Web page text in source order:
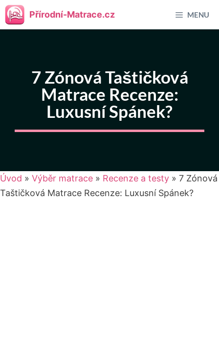
Přeskočit
na
Přírodní-Matrace.cz MENU
7 Zónová Taštičková
Matrace Recenze:
Luxusní Spánek?
Úvod » Výběr matrace » Recenze a testy » 7 Zónová
Taštičková Matrace Recenze: Luxusní Spánek?